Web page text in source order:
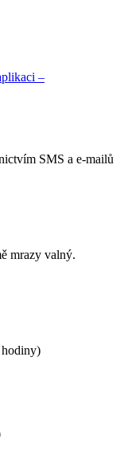
–
SMS a e-mailů
mrazy valný.